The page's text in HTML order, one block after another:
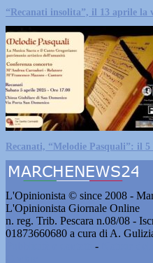
“Recanati insolita”, il 13 aprile la
Recanati, “Melodie Pasquali”: il
L'Opinionista © since 2008 -
L'Opinionista Giornale Online
n. reg. Trib. Pescara n.08/08 -
01873660680 a cura di A.
-